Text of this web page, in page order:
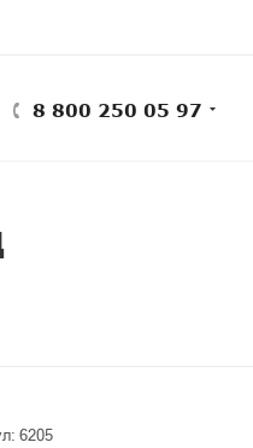
8 800 250 05 97
6205